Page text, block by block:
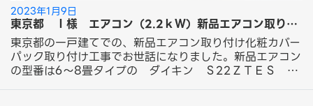
2023年1月9日
東京都 Ｉ様 エアコン（2.2ｋＷ）新品エアコン取り付け化粧カバーパック取り付け工事のご依頼ありがとうございました。
東京都の一戸建てでの、新品エアコン取り付け化粧カバー
パック取り付け工事でお世話になりました。新品エアコン
の型番は6～8畳タイプの ダイキン Ｓ22ＺＴＥＳ で
す。 室内機の取り付けにあたり、壁に配管穴がなかった